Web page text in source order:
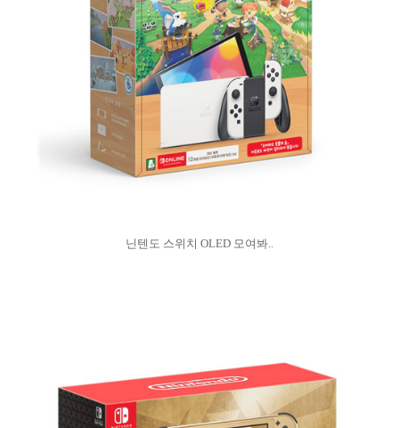
닌텐도 스위치 OLED 모여봐..